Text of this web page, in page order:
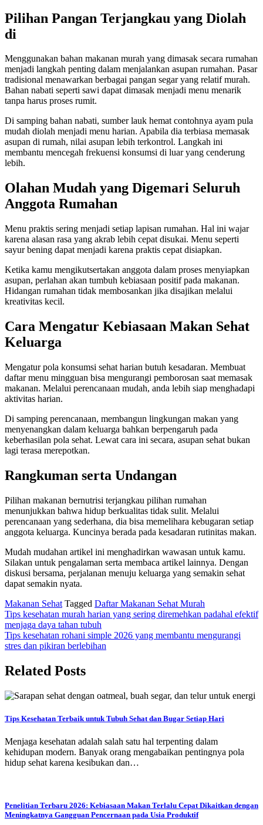
Pilihan Pangan Terjangkau yang Diolah
di
Menggunakan bahan makanan murah yang dimasak secara rumahan
menjadi langkah penting dalam menjalankan asupan rumahan. Pasar
tradisional menawarkan berbagai pangan segar yang relatif murah.
Bahan nabati seperti sawi dapat dimasak menjadi menu menarik
tanpa harus proses rumit.
Di samping bahan nabati, sumber lauk hemat contohnya ayam pula
mudah diolah menjadi menu harian. Apabila dia terbiasa memasak
asupan di rumah, nilai asupan lebih terkontrol. Langkah ini
membantu mencegah frekuensi konsumsi di luar yang cenderung
lebih.
Olahan Mudah yang Digemari Seluruh
Anggota Rumahan
Menu praktis sering menjadi setiap lapisan rumahan. Hal ini wajar
karena alasan rasa yang akrab lebih cepat disukai. Menu seperti
sayur bening dapat menjadi karena praktis cepat disiapkan.
Ketika kamu mengikutsertakan anggota dalam proses menyiapkan
asupan, perlahan akan tumbuh kebiasaan positif pada makanan.
Hidangan rumahan tidak membosankan jika disajikan melalui
kreativitas kecil.
Cara Mengatur Kebiasaan Makan Sehat
Keluarga
Mengatur pola konsumsi sehat harian butuh kesadaran. Membuat
daftar menu mingguan bisa mengurangi pemborosan saat memasak
makanan. Melalui perencanaan mudah, anda lebih siap menghadapi
aktivitas harian.
Di samping perencanaan, membangun lingkungan makan yang
menyenangkan dalam keluarga bahkan berpengaruh pada
keberhasilan pola sehat. Lewat cara ini secara, asupan sehat bukan
lagi terasa merepotkan.
Rangkuman serta Undangan
Pilihan makanan bernutrisi terjangkau pilihan rumahan
menunjukkan bahwa hidup berkualitas tidak sulit. Melalui
perencanaan yang sederhana, dia bisa memelihara kebugaran setiap
anggota keluarga. Kuncinya berada pada kesadaran rutinitas makan.
Mudah mudahan artikel ini menghadirkan wawasan untuk kamu.
Silakan untuk pengalaman serta membaca artikel lainnya. Dengan
diskusi bersama, perjalanan menuju keluarga yang semakin sehat
dapat semakin nyata.
Makanan Sehat Tagged Daftar Makanan Sehat Murah
Navigasi
pos
Tips kesehatan murah harian yang sering diremehkan padahal efektif
menjaga daya tahan tubuh
Tips kesehatan rohani simple 2026 yang membantu mengurangi
stres dan pikiran berlebihan
Related Posts
Tips Kesehatan Terbaik untuk Tubuh Sehat dan Bugar Setiap Hari
Menjaga kesehatan adalah salah satu hal terpenting dalam
kehidupan modern. Banyak orang mengabaikan pentingnya pola
hidup sehat karena kesibukan dan…
Penelitian Terbaru 2026: Kebiasaan Makan Terlalu Cepat Dikaitkan dengan
Meningkatnya Gangguan Pencernaan pada Usia Produktif